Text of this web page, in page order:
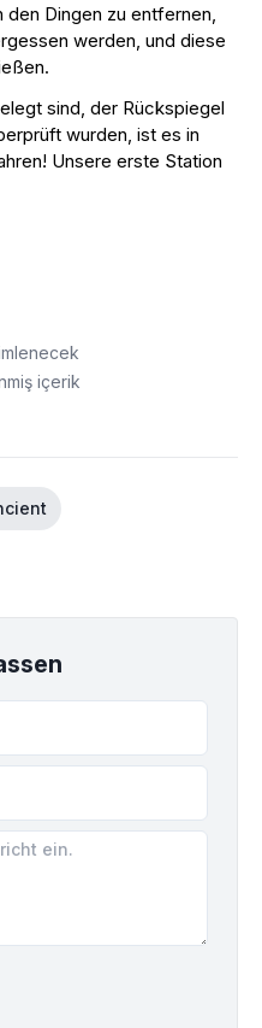
Dingen zu entfernen,
werden, und diese
sind, der Rückspiegel
wurden, ist es in
Unsere erste Station
içerik